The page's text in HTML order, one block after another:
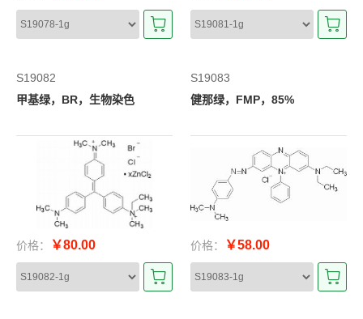
S19082
甲基绿，BR，生物染色
价格： ￥80.00
S19083
健那绿，FMP，85%
价格： ￥58.00